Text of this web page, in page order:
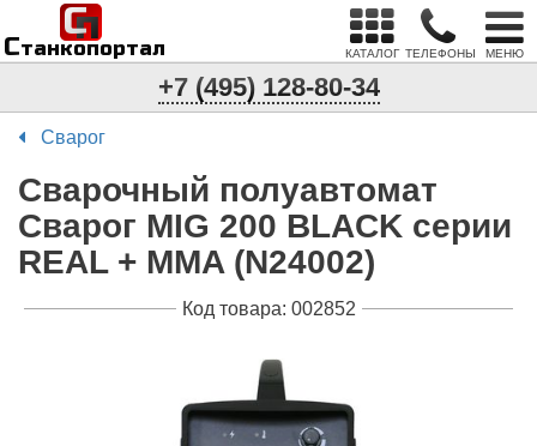
Станкопортал
п
С
КАТАЛОГ ТЕЛЕФОНЫ МЕНЮ
+7 (495) 128-80-34
Сварог
Сварочный полуавтомат
Сварог MIG 200 BLACK серии
REAL + MMA (N24002)
Код товара: 002852